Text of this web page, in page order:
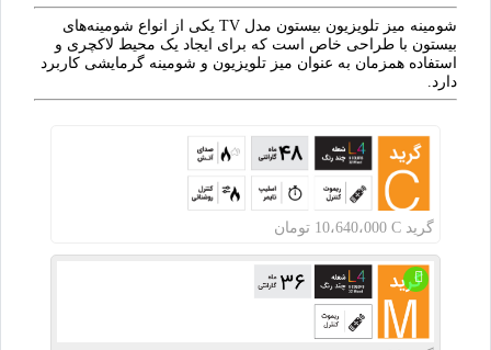
شومینه میز تلویزیون بیستون مدل TV یکی از انواع شومینه‌های
بیستون با طراحی خاص است که برای ایجاد یک محیط لاکچری و
استفاده همزمان به عنوان میز تلویزیون و شومینه گرمایشی کاربرد
دارد.
گرید C 10،640،000 تومان